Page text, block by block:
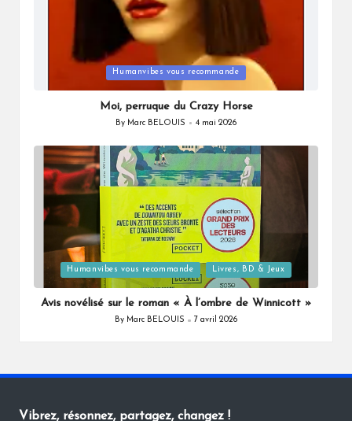
in
Humanvibes vous recommande
Moi, perruque du Crazy Horse
Posted
By Marc BELOUIS 4 mai 2026
Posted
in
Humanvibes vous recommande Livres, BD & Jeux
Avis novélisé sur le roman « À l’ombre de Winnicott »
Posted
By Marc BELOUIS 7 avril 2026
Vibrez, résonnez, partagez, changez !